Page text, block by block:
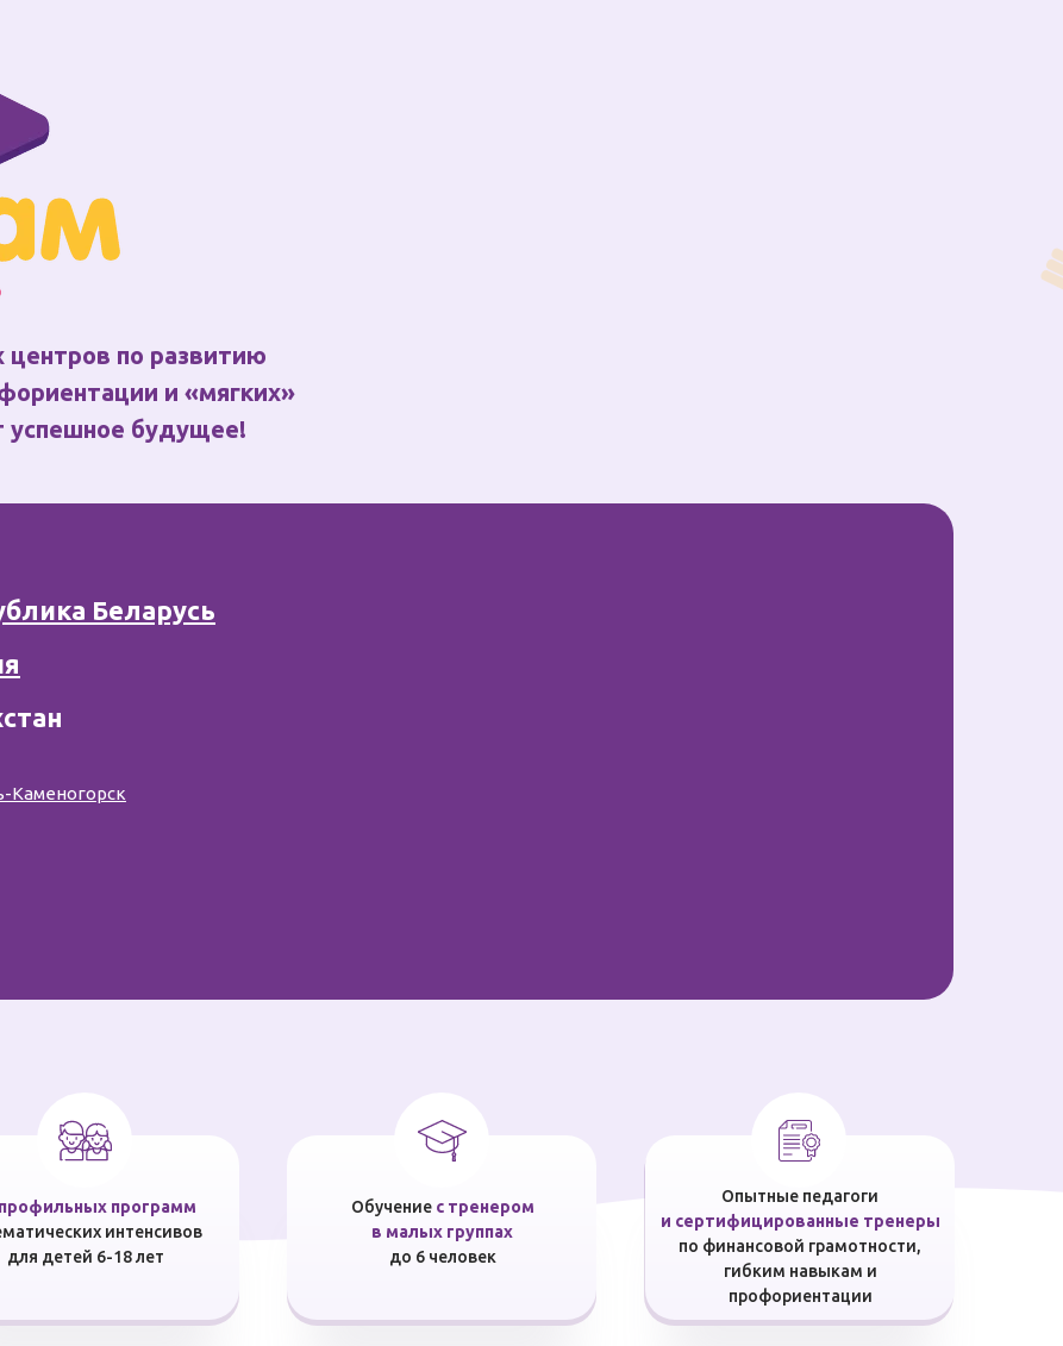
по развитию
и «мягких»
успешное будущее!
Беларусь
Каменогорск
программ
интенсивов
для детей 6-18 лет
Обучение с тренером
в малых группах
до 6 человек
Опытные педагоги
и сертифицированные тренеры
по финансовой грамотности,
гибким навыкам и
профориентации